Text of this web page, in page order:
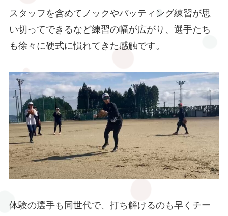
スタッフを含めてノックやバッティング練習が思
い切ってできるなど練習の幅が広がり、選手たち
も徐々に硬式に慣れてきた感触です。
体験の選手も同世代で、打ち解けるのも早くチー